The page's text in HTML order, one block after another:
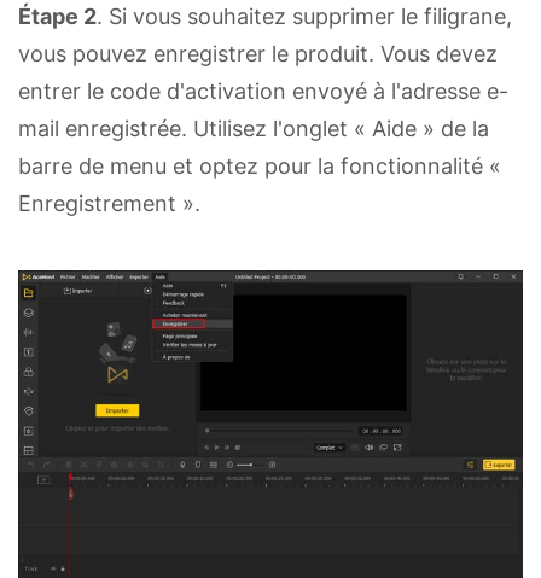
Étape 2. Si vous souhaitez supprimer le filigrane,
vous pouvez enregistrer le produit. Vous devez
entrer le code d'activation envoyé à l'adresse e-
mail enregistrée. Utilisez l'onglet « Aide » de la
barre de menu et optez pour la fonctionnalité «
Enregistrement ».